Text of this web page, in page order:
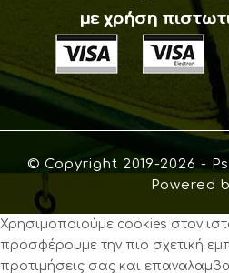
με χρήση
© Copyright 2019-2026 -
Powered
Χρησιμοποιούμε cookies στον
προσφέρουμε την πιο σχετική
προτιμήσεις σας και